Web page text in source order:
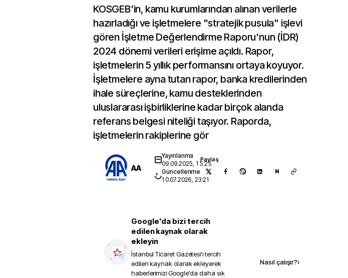
KOSGEB'in, kamu kurumlarından alınan verilerle
hazırladığı ve işletmelere "stratejik pusula" işlevi
gören İşletme Değerlendirme Raporu'nun (İDR)
2024 dönemi verileri erişime açıldı. Rapor,
işletmelerin 5 yıllık performansını ortaya koyuyor.
İşletmelere ayna tutan rapor, banka kredilerinden
ihale süreçlerine, kamu desteklerinden
uluslararası işbirliklerine kadar birçok alanda
referans belgesi niteliği taşıyor. Raporda,
işletmelerin rakiplerine gör
AA
Yayınlanma
09.09.2025, 15:25
Güncellenme
10.07.2026, 23:21
Paylaş
N
Google'da bizi tercih
edilen kaynak olarak
ekleyin
İstanbul Ticaret Gazetesi'i tercih
edilen kaynak olarak ekleyerek
haberlerimizi Google'da daha sık
Nasıl çalışır?›